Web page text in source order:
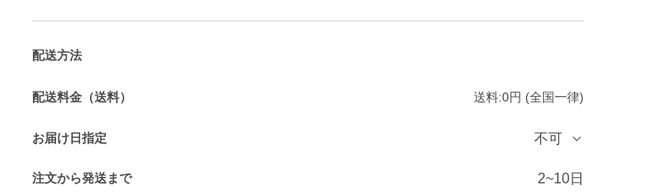
配送方法
配送料金（送料） 送料:0円 (全国一律)
お届け日指定 不可
注文から発送まで 2~10日